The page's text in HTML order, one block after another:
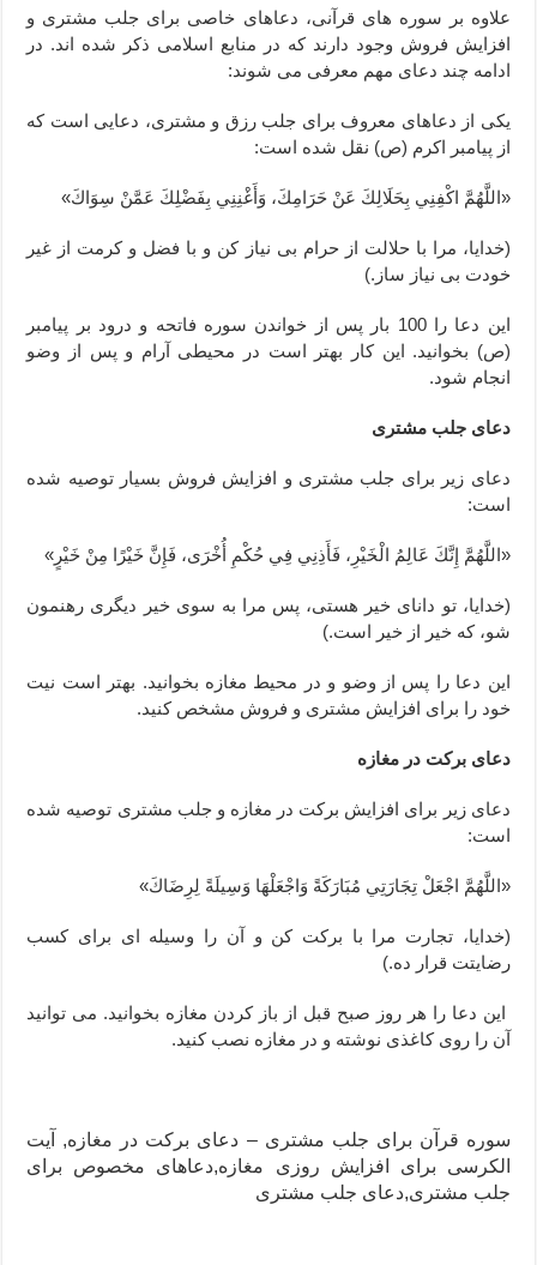
علاوه بر سوره های قرآنی، دعاهای خاصی برای جلب مشتری و
افزایش فروش وجود دارند که در منابع اسلامی ذکر شده اند. در
ادامه چند دعای مهم معرفی می شوند:
یکی از دعاهای معروف برای جلب رزق و مشتری، دعایی است که
از پیامبر اکرم (ص) نقل شده است:
«اللَّهُمَّ اکْفِنِي بِحَلَالِكَ عَنْ حَرَامِكَ، وَأَغْنِنِي بِفَضْلِكَ عَمَّنْ سِوَاكَ»
(خدایا، مرا با حلالت از حرام بی نیاز کن و با فضل و کرمت از غیر
خودت بی نیاز ساز.)
این دعا را 100 بار پس از خواندن سوره فاتحه و درود بر پیامبر
(ص) بخوانید. این کار بهتر است در محیطی آرام و پس از وضو
انجام شود.
دعای جلب مشتری
دعای زیر برای جلب مشتری و افزایش فروش بسیار توصیه شده
است:
«اللَّهُمَّ إِنَّكَ عَالِمُ الْخَيْرِ، فَأَذِنِي فِي حُكْمِ أُخْرَى، فَإِنَّ خَيْرًا مِنْ خَيْرٍ»
(خدایا، تو دانای خیر هستی، پس مرا به سوی خیر دیگری رهنمون
شو، که خیر از خیر است.)
این دعا را پس از وضو و در محیط مغازه بخوانید. بهتر است نیت
خود را برای افزایش مشتری و فروش مشخص کنید.
دعای برکت در مغازه
دعای زیر برای افزایش برکت در مغازه و جلب مشتری توصیه شده
است:
«اللَّهُمَّ اجْعَلْ تِجَارَتِي مُبَارَكَةً وَاجْعَلْهَا وَسِيلَةً لِرِضَاكَ»
(خدایا، تجارت مرا با برکت کن و آن را وسیله ای برای کسب
رضایتت قرار ده.)
این دعا را هر روز صبح قبل از باز کردن مغازه بخوانید. می توانید
آن را روی کاغذی نوشته و در مغازه نصب کنید.
سوره قرآن برای جلب مشتری – دعای برکت در مغازه, آیت
الکرسی برای افزایش روزی مغازه,دعاهای مخصوص برای
جلب مشتری,دعای جلب مشتری